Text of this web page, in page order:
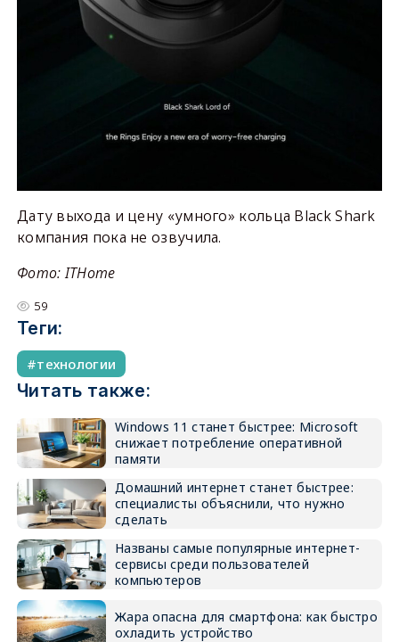
Дату выхода и цену «умного» кольца Black Shark
компания пока не озвучила.
Фото: ITHome
59
Теги:
технологии
Читать также:
Windows 11 станет быстрее: Microsoft
снижает потребление оперативной
памяти
Домашний интернет станет быстрее:
специалисты объяснили, что нужно
сделать
Названы самые популярные интернет-
сервисы среди пользователей
компьютеров
Жара опасна для смартфона: как быстро
охладить устройство